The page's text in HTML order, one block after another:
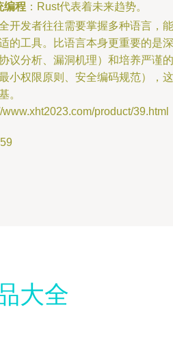
编程 ：Rust代表着未来趋势。
开发者往往需要掌握多种语言，能
的工具。比语言本身更重要的是深
议分析、漏洞机理）和培养严谨的
小权限原则、安全编码规范），这
。
product/39.html
大全